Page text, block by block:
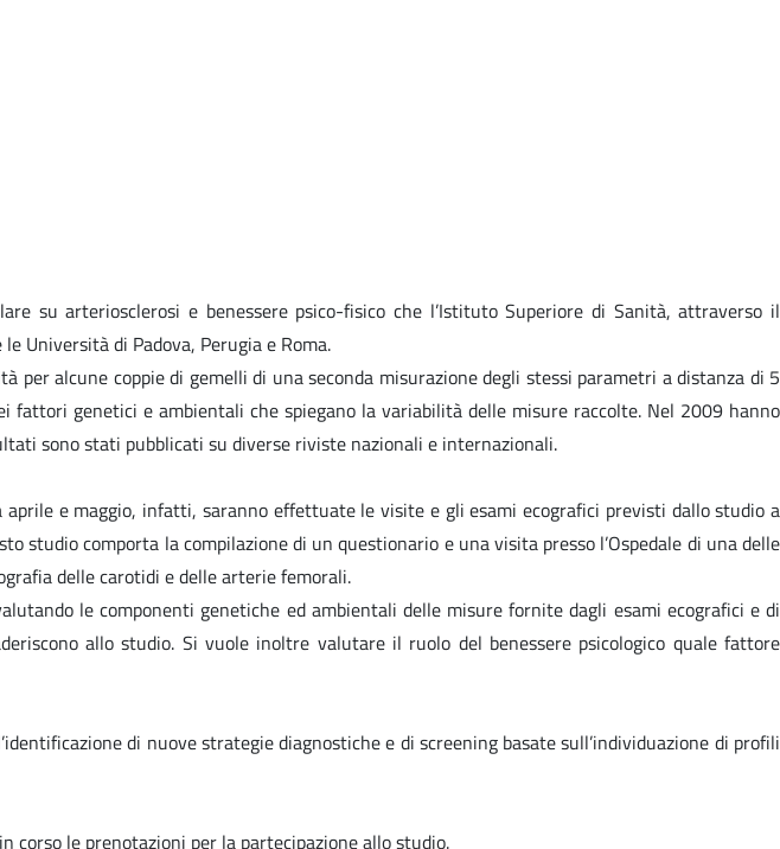
su arteriosclerosi e benessere psico-fisico che l’Istituto Superiore di Sanità, attraverso il
Università di Padova, Perugia e Roma.
alcune coppie di gemelli di una seconda misurazione degli stessi parametri a distanza di 5
genetici e ambientali che spiegano la variabilità delle misure raccolte. Nel 2009 hanno
sono stati pubblicati su diverse riviste nazionali e internazionali.
aprile e maggio, infatti, saranno effettuate le visite e gli esami ecografici previsti dallo studio a
studio comporta la compilazione di un questionario e una visita presso l’Ospedale di una delle
delle carotidi e delle arterie femorali.
le componenti genetiche ed ambientali delle misure fornite dagli esami ecografici e di
allo studio. Si vuole inoltre valutare il ruolo del benessere psicologico quale fattore
di nuove strategie diagnostiche e di screening basate sull’individuazione di profili
corso le prenotazioni per la partecipazione allo studio.